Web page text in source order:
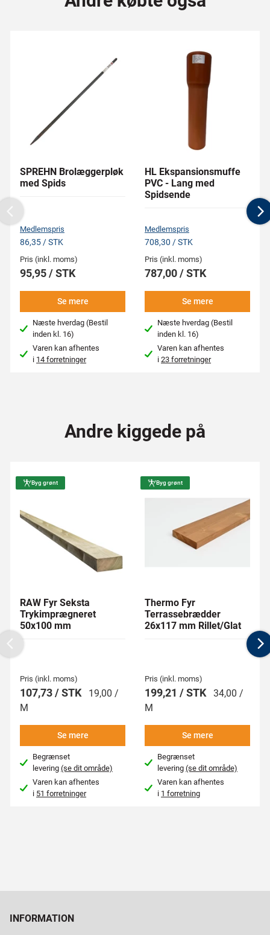
SPREHN Brolæggerpløk
med Spids
Medlemspris
86,35 / STK
Pris (inkl. moms)
95,95 / STK
Se mere
Næste hverdag (Bestil
inden kl. 16)
Varen kan afhentes
i 14 forretninger
HL Ekspansionsmuffe
PVC - Lang med
Spidsende
Medlemspris
708,30 / STK
Pris (inkl. moms)
787,00 / STK
Se mere
Næste hverdag (Bestil
inden kl. 16)
Varen kan afhentes
i23 forretninger
Previous
Andre kiggede på
Byg grønt
RAW Fyr Seksta
Trykimprægneret
50x100 mm
Pris (inkl. moms)
107,73 / STK
19,00 /
M
Se mere
Begrænset
levering(se dit område)
Varen kan afhentes
i 51 forretninger
Byg grønt
Thermo Fyr
Terrassebrædder
26x117 mm Rillet/Glat
Pris (inkl. moms)
199,21 / STK 34,00 /
M
Se mere
Begrænset
levering(se dit område)
Varen kan afhentes
i 1 forretning
Previous
INFORMATION